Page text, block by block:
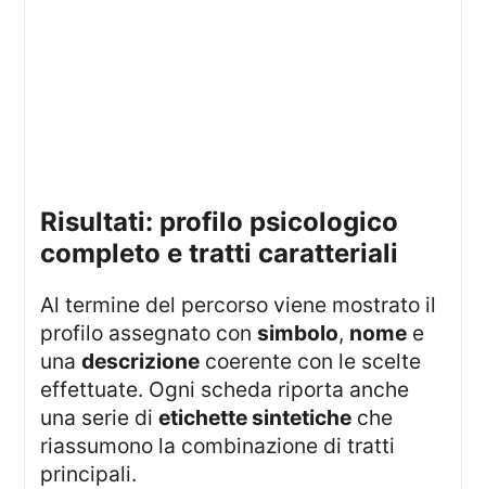
risultati: profilo psicologico
completo e tratti caratteriali
Al termine del percorso viene mostrato il
profilo assegnato consimbolo, nome e
unadescrizione coerente con le scelte
effettuate. Ogni scheda riporta anche
una serie dietichette sintetiche che
riassumono la combinazione di tratti
principali.